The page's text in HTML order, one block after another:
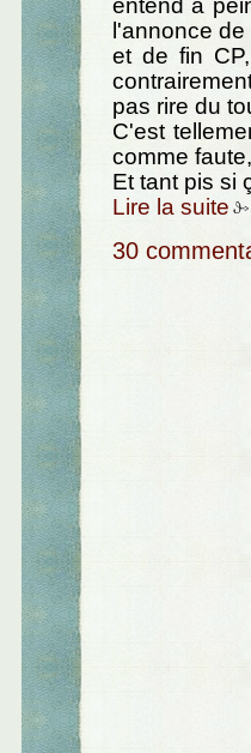
entend à
l'annonce
et de fin
pas rire du
C'est
comme
Et tant pis si
Lire la suite
30